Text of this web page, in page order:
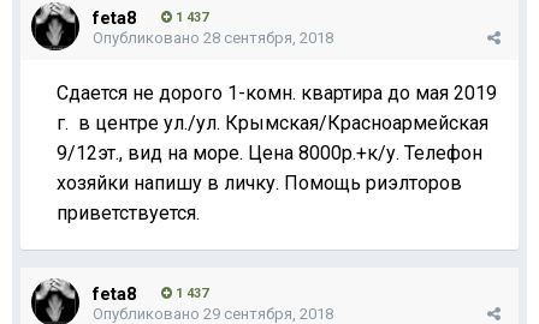
feta8 1 437
Опубликовано 28 сентября, 2018
Сдается не дорого 1-комн. квартира до мая 2019
г. в центре ул./ул. Крымская/Красноармейская
9/12эт., вид на море. Цена 8000р.+к/у. Телефон
хозяйки напишу в личку. Помощь риэлторов
приветствуется.
feta8 1 437
Опубликовано 29 сентября, 2018